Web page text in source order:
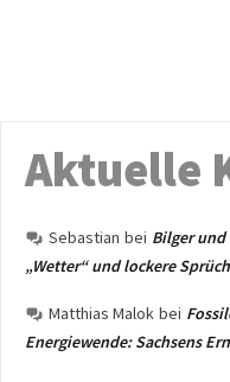
Aktuelle
Sebastian bei Bilger und
„Wetter“ und lockere
Matthias Malok bei
Energiewende: Sachsens